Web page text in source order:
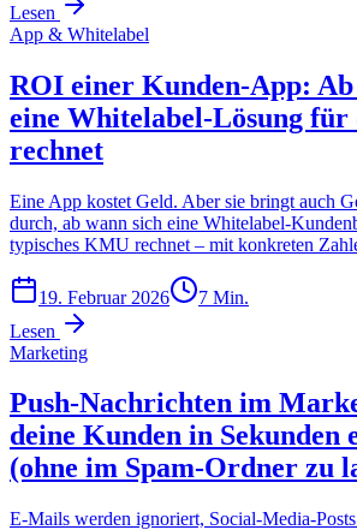
Lesen
App & Whitelabel
ROI einer Kunden-App: Ab
eine Whitelabel-Lösung für
rechnet
Eine App kostet Geld. Aber sie bringt auch
durch, ab wann sich eine Whitelabel-
typisches KMU rechnet – mit konkreten
19. Februar 2026 7 Min.
Lesen
Marketing
Push-Nachrichten im
deine Kunden in Sekunden
(ohne im Spam-Ordner zu
E-Mails werden ignoriert, Social-Media-